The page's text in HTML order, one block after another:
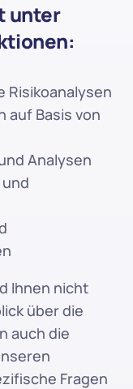
unter
Risikoanalysen
auf Basis von
Analysen
Ihnen nicht
über die
auch die
Fragen